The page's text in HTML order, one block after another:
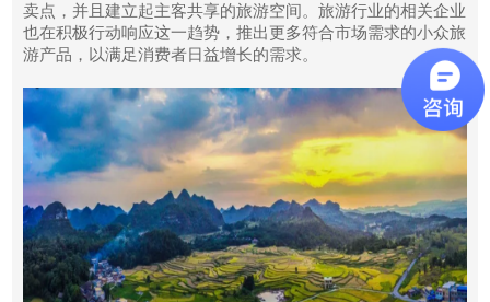
卖点，并且建立起主客共享的旅游空间。旅游行业的相关企业
也在积极行动响应这一趋势，推出更多符合市场需求的小众旅
游产品，以满足消费者日益增长的需求。